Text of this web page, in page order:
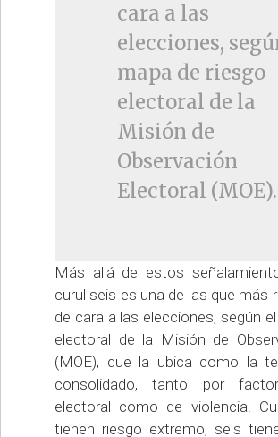
cara a las
elecciones,
mapa de riesgo
electoral de la
Misión de
Observación
Electoral (MOE).
Más allá de estos
curul seis es una de las que más
de cara a las elecciones, según
electoral de la Misión de
(MOE), que la ubica como la
consolidado, tanto por
electoral como de violencia.
tienen riesgo extremo, seis